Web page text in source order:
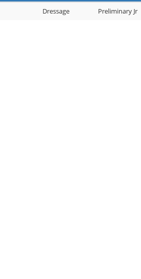
Dressage Preliminary Jr